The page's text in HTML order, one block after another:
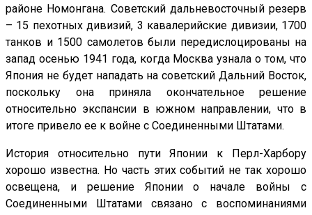
районе Номонгана. Советский дальневосточный резерв
– 15 пехотных дивизий, 3 кавалерийские дивизии, 1700
танков и 1500 самолетов были передислоцированы на
запад осенью 1941 года, когда Москва узнала о том, что
Япония не будет нападать на советский Дальний Восток,
поскольку она приняла окончательное решение
относительно экспансии в южном направлении, что в
итоге привело ее к войне с Соединенными Штатами.
История относительно пути Японии к Перл-Харбору
хорошо известна. Но часть этих событий не так хорошо
освещена, и решение Японии о начале войны с
Соединенными Штатами связано с воспоминаниями